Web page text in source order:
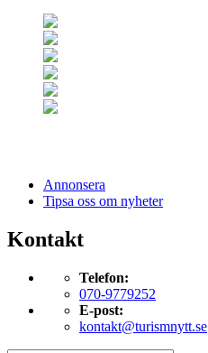
Annonsera
Tipsa oss om nyheter
Kontakt
Telefon:
070-9779252
E-post:
kontakt@turismnytt.se